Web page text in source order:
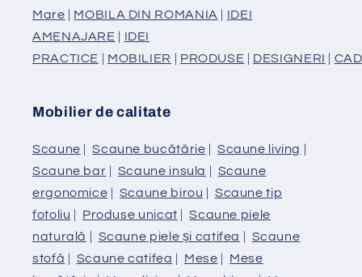
Mare | MOBILA DIN ROMANIA | IDEI
AMENAJARE | IDEI
PRACTICE | MOBILIER | PRODUSE | DESIGNERI |
Mobilier de calitate
Scaune |Scaune bucătărie | Scaune living |
Scaune bar | Scaune insula | Scaune
ergonomice | Scaune birou | Scaune tip
fotoliu | Produse unicat |Scaune piele
naturală | Scaune piele și catifea | Scaune
stofă | Scaune catifea | Mese | Mese